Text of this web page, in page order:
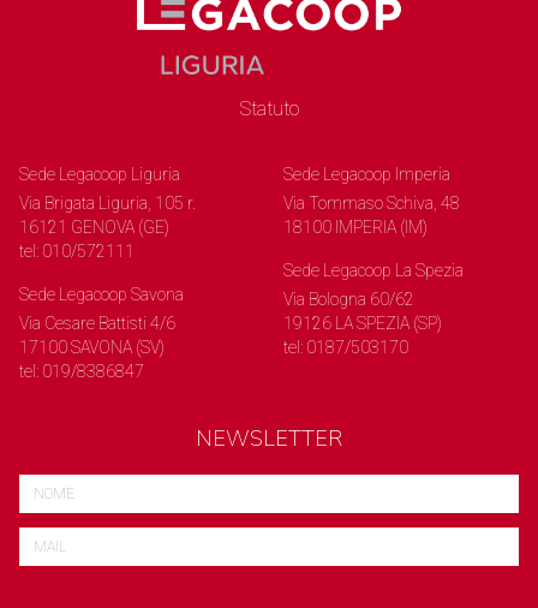
Statuto
Sede Legacoop Liguria
Via Brigata Liguria, 105 r.
16121 GENOVA (GE)
tel: 010/572111
Sede Legacoop Savona
Via Cesare Battisti 4/6
17100 SAVONA (SV)
tel: 019/8386847
Sede Legacoop Imperia
Via Tommaso Schiva, 48
18100 IMPERIA (IM)
Sede Legacoop La Spezia
Via Bologna 60/62
19126 LA SPEZIA (SP)
tel: 0187/503170
NEWSLETTER